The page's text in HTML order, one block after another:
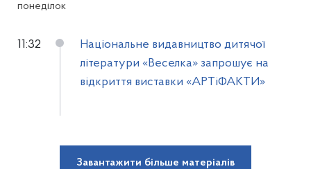
понеділок
11:32
Національне видавництво дитячої
літератури «Веселка» запрошує на
відкриття виставки «АРТіФАКТИ»
Завантажити більше матеріалів